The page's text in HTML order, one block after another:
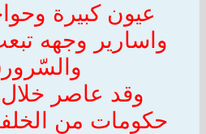
عيون كبيرة
واسارير وجهه
وقد عاصر خلال
حكومات من